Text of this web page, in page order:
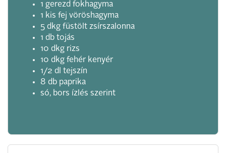
1 gerezd fokhagyma
1 kis fej vöröshagyma
5 dkg füstölt zsírszalonna
1 db tojás
10 dkg rizs
10 dkg fehér kenyér
1/2 dl tejszín
8 db paprika
só, bors ízlés szerint